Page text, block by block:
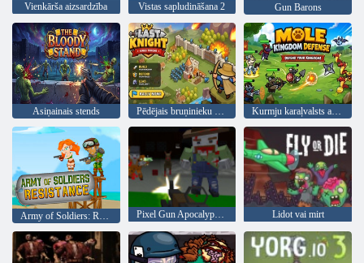
Vienkārša aizsardzība Vistas sapludināšana 2 Gun Barons
Asiņainais stends Pēdējais bruņinieku karaļu tronis Kurmju karaļvalsts aizsardzība
Pixel Gun Apocalypse 6 Lidot vai mirt